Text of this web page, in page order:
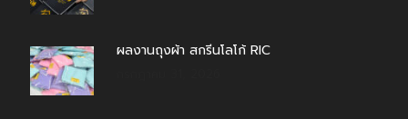
ผลงานถุงผ้า สกรีนโลโก้ RIC